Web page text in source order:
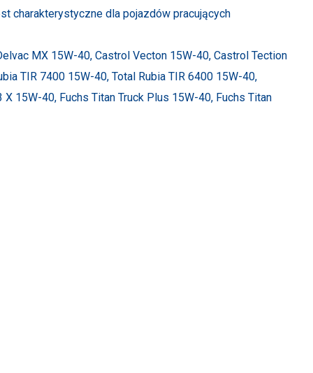
charakterystyczne dla pojazdów pracujących
MX 15W-40, Castrol Vecton 15W-40, Castrol Tection
TIR 7400 15W-40, Total Rubia TIR 6400 15W-40,
15W-40, Fuchs Titan Truck Plus 15W-40, Fuchs Titan